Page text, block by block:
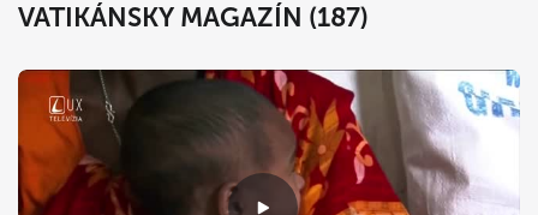
VATIKÁNSKY MAGAZÍN (187)